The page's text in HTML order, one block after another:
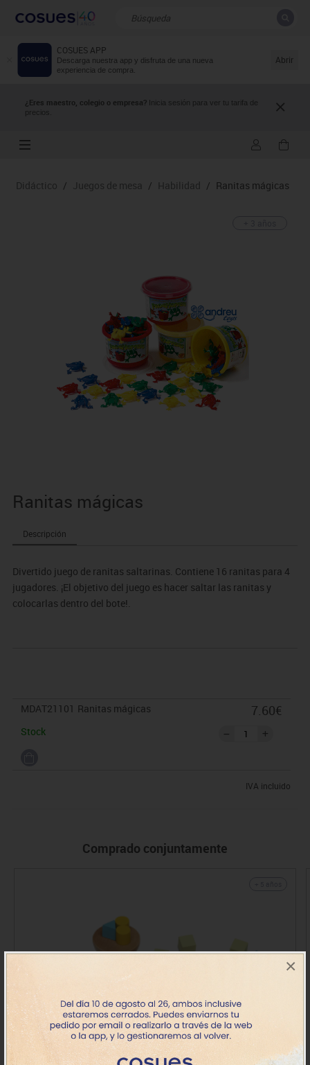
×
COSUES APP
Descarga nuestra app y disfruta de una nueva
experiencia de compra.
Abrir
¿Eres maestro, colegio o empresa? Inicia sesión para ver tu tarifa de
precios.
Resultados de la búsqueda
Didáctico / Juegos de mesa / Habilidad / Ranitas mágicas
Ranitas mágicas
Descripción
Divertido juego de ranitas saltarinas. Contiene 16 ranitas para 4
jugadores. ¡El objetivo del juego es hacer saltar las ranitas y
colocarlas dentro del bote!.
MDAT21101 Ranitas mágicas
Stock
7.60€
IVA incluido
Comprado conjuntamente